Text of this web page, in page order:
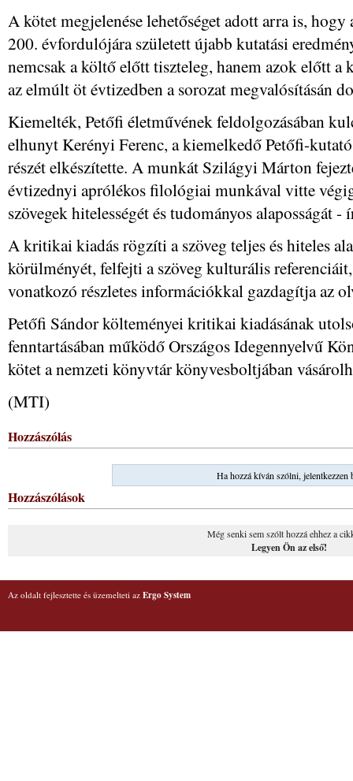
A kötet megjelenése lehetőséget adott arra is, hogy
200. évfordulójára született újabb kutatási
nemcsak a költő előtt tiszteleg, hanem azok előtt
az elmúlt öt évtizedben a sorozat megvalósításán
Kiemelték, Petőfi életművének feldolgozásában
elhunyt Kerényi Ferenc, a kiemelkedő Petőfi-
részét elkészítette. A munkát Szilágyi Márton
évtizednyi aprólékos filológiai munkával vitte
szövegek hitelességét és tudományos alaposságát -
A kritikai kiadás rögzíti a szöveg teljes és hiteles
körülményét, felfejti a szöveg kulturális
vonatkozó részletes információkkal gazdagítja az
Petőfi Sándor költeményei kritikai kiadásának
fenntartásában működő Országos Idegennyelvű
kötet a nemzeti könyvtár könyvesboltjában
(MTI)
Hozzászólás
Ha hozzá kíván szólni, jelentkezzen
Hozzászólások
Még senki sem szólt hozzá ehhez a
Legyen Ön az első!
Az oldalt fejlesztette és üzemelteti az Ergo System